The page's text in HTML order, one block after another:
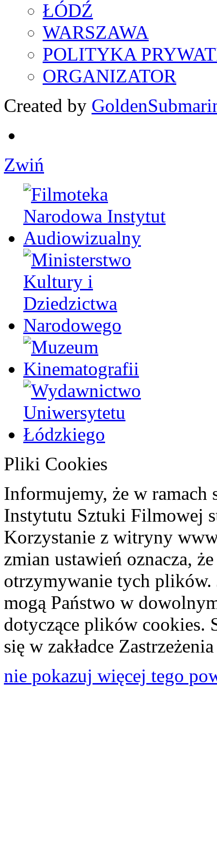
ŁÓDŹ
WARSZAWA
POLITYKA
ORGANIZATOR
Created by
Zwiń
Pliki Cookies
Informujemy, że w ramach
Instytutu Sztuki Filmowej
Korzystanie z witryny
zmian ustawień oznacza,
otrzymywanie tych plików.
mogą Państwo w
dotyczące plików cookies.
się w zakładce
nie pokazuj więcej tego